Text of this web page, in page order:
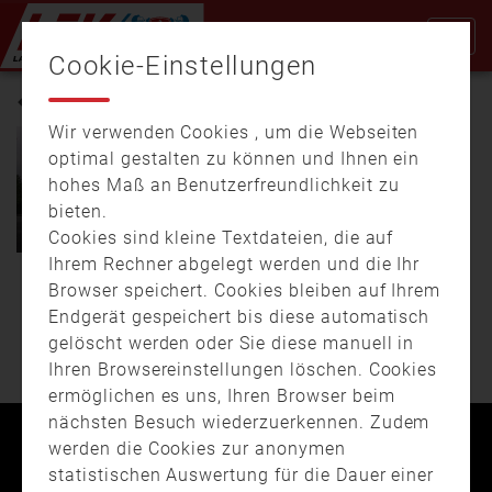
STAUBING-BOGEN
08.10.20:29
02:21
Sichtschutzwände für die
Feuerwehren gegen Gaffer
Die einen finden es
respektlos, die anderen
können es einfach nicht
lassen. …
WEITERE BEITRÄGE
Kontakt Impressum Datenschutz
Cookie-Einstellungen
Wir verwenden Cookies , um die Webseiten
optimal gestalten zu können und Ihnen ein
hohes Maß an Benutzerfreundlichkeit zu
bieten.
Cookies sind kleine Textdateien, die auf
Ihrem Rechner abgelegt werden und die Ihr
Browser speichert. Cookies bleiben auf Ihrem
Endgerät gespeichert bis diese automatisch
gelöscht werden oder Sie diese manuell in
Ihren Browsereinstellungen löschen. Cookies
ermöglichen es uns, Ihren Browser beim
nächsten Besuch wiederzuerkennen. Zudem
werden die Cookies zur anonymen
statistischen Auswertung für die Dauer einer